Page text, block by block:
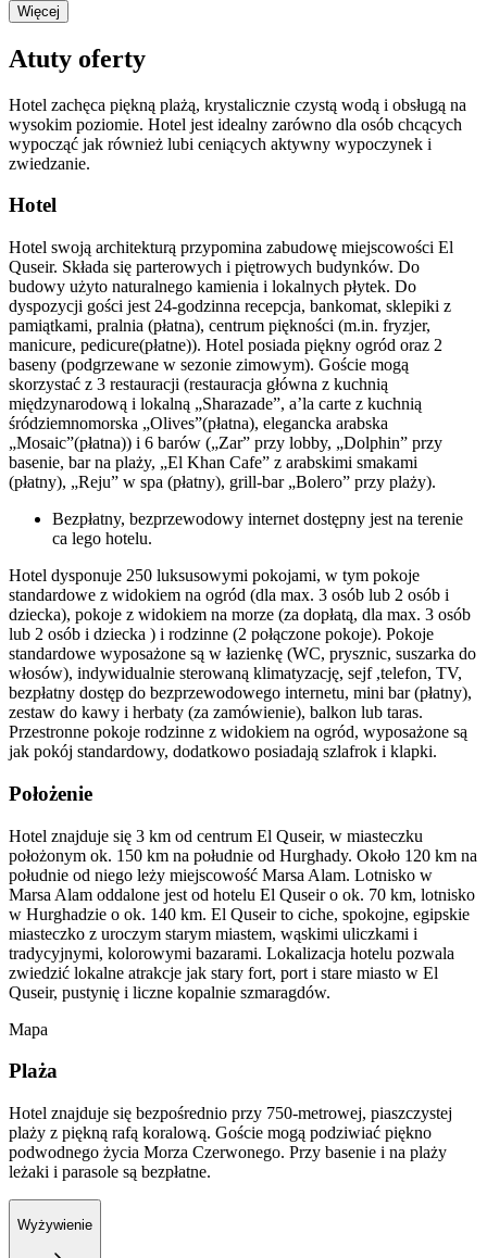
Więcej
Atuty oferty
Hotel zachęca piękną plażą, krystalicznie czystą wodą i obsługą na
wysokim poziomie. Hotel jest idealny zarówno dla osób chcących
wypocząć jak również lubi ceniących aktywny wypoczynek i
zwiedzanie.
Hotel
Hotel swoją architekturą przypomina zabudowę miejscowości El
Quseir. Składa się parterowych i piętrowych budynków. Do
budowy użyto naturalnego kamienia i lokalnych płytek. Do
dyspozycji gości jest 24-godzinna recepcja, bankomat, sklepiki z
pamiątkami, pralnia (płatna), centrum piękności (m.in. fryzjer,
manicure, pedicure(płatne)). Hotel posiada piękny ogród oraz 2
baseny (podgrzewane w sezonie zimowym). Goście mogą
skorzystać z 3 restauracji (restauracja główna z kuchnią
międzynarodową i lokalną „Sharazade”, a’la carte z kuchnią
śródziemnomorska „Olives”(płatna), elegancka arabska
„Mosaic”(płatna)) i 6 barów („Zar” przy lobby, „Dolphin” przy
basenie, bar na plaży, „El Khan Cafe” z arabskimi smakami
(płatny), „Reju” w spa (płatny), grill-bar „Bolero” przy plaży).
Bezpłatny, bezprzewodowy internet dostępny jest na terenie
ca lego hotelu.
Hotel dysponuje 250 luksusowymi pokojami, w tym pokoje
standardowe z widokiem na ogród (dla max. 3 osób lub 2 osób i
dziecka), pokoje z widokiem na morze (za dopłatą, dla max. 3 osób
lub 2 osób i dziecka ) i rodzinne (2 połączone pokoje). Pokoje
standardowe wyposażone są w łazienkę (WC, prysznic, suszarka do
włosów), indywidualnie sterowaną klimatyzację, sejf ,telefon, TV,
bezpłatny dostęp do bezprzewodowego internetu, mini bar (płatny),
zestaw do kawy i herbaty (za zamówienie), balkon lub taras.
Przestronne pokoje rodzinne z widokiem na ogród, wyposażone są
jak pokój standardowy, dodatkowo posiadają szlafrok i klapki.
Położenie
Hotel znajduje się 3 km od centrum El Quseir, w miasteczku
położonym ok. 150 km na południe od Hurghady. Około 120 km na
południe od niego leży miejscowość Marsa Alam. Lotnisko w
Marsa Alam oddalone jest od hotelu El Quseir o ok. 70 km, lotnisko
w Hurghadzie o ok. 140 km. El Quseir to ciche, spokojne, egipskie
miasteczko z uroczym starym miastem, wąskimi uliczkami i
tradycyjnymi, kolorowymi bazarami. Lokalizacja hotelu pozwala
zwiedzić lokalne atrakcje jak stary fort, port i stare miasto w El
Quseir, pustynię i liczne kopalnie szmaragdów.
Mapa
Plaża
Hotel znajduje się bezpośrednio przy 750-metrowej, piaszczystej
plaży z piękną rafą koralową. Goście mogą podziwiać piękno
podwodnego życia Morza Czerwonego. Przy basenie i na plaży
leżaki i parasole są bezpłatne.
Wyżywienie